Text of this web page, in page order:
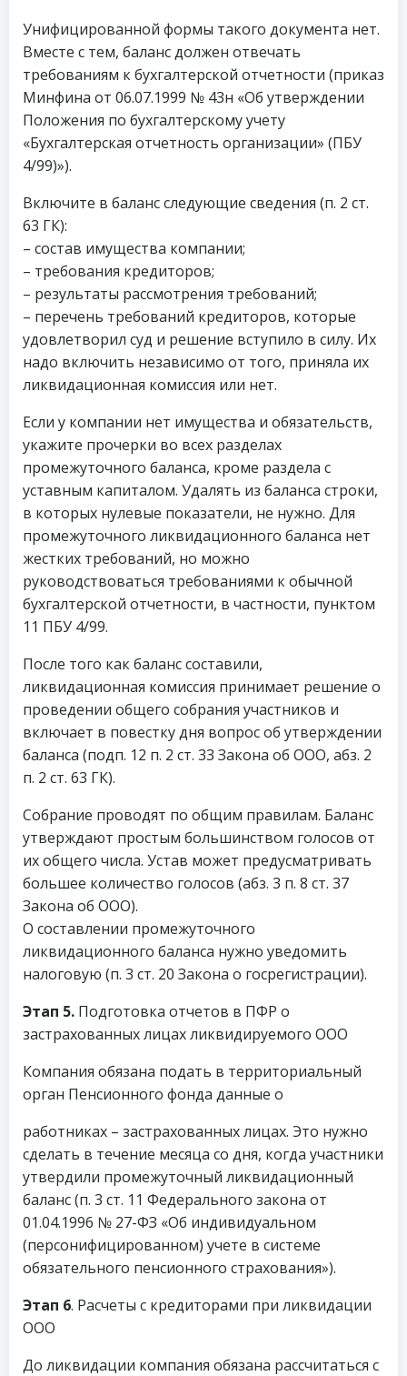
Унифицированной формы такого документа нет.
Вместе с тем, баланс должен отвечать
требованиям к бухгалтерской отчетности (приказ
Минфина от 06.07.1999 № 43н «Об утверждении
Положения по бухгалтерскому учету
«Бухгалтерская отчетность организации» (ПБУ
4/99)»).
Включите в баланс следующие сведения (п. 2 ст.
63 ГК):
– состав имущества компании;
– требования кредиторов;
– результаты рассмотрения требований;
– перечень требований кредиторов, которые
удовлетворил суд и решение вступило в силу. Их
надо включить независимо от того, приняла их
ликвидационная комиссия или нет.
Если у компании нет имущества и обязательств,
укажите прочерки во всех разделах
промежуточного баланса, кроме раздела с
уставным капиталом. Удалять из баланса строки,
в которых нулевые показатели, не нужно. Для
промежуточного ликвидационного баланса нет
жестких требований, но можно
руководствоваться требованиями к обычной
бухгалтерской отчетности, в частности, пунктом
11 ПБУ 4/99.
После того как баланс составили,
ликвидационная комиссия принимает решение о
проведении общего собрания участников и
включает в повестку дня вопрос об утверждении
баланса (подп. 12 п. 2 ст. 33 Закона об ООО, абз. 2
п. 2 ст. 63 ГК).
Собрание проводят по общим правилам. Баланс
утверждают простым большинством голосов от
их общего числа. Устав может предусматривать
большее количество голосов (абз. 3 п. 8 ст. 37
Закона об ООО).
О составлении промежуточного
ликвидационного баланса нужно уведомить
налоговую (п. 3 ст. 20 Закона о госрегистрации).
Этап 5. Подготовка отчетов в ПФР о
застрахованных лицах ликвидируемого ООО
Компания обязана подать в территориальный
орган Пенсионного фонда данные о
работниках – застрахованных лицах. Это нужно
сделать в течение месяца со дня, когда участники
утвердили промежуточный ликвидационный
баланс (п. 3 ст. 11 Федерального закона от
01.04.1996 № 27-ФЗ «Об индивидуальном
(персонифицированном) учете в системе
обязательного пенсионного страхования»).
Этап 6. Расчеты с кредиторами при ликвидации
ООО
До ликвидации компания обязана рассчитаться с